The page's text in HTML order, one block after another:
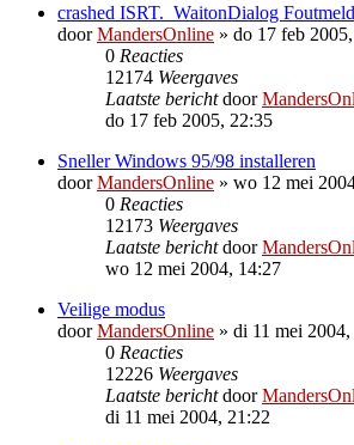
crashed ISRT._WaitonDialog
doorMandersOnline » do 17 feb
0 Reacties
12174 Weergaves
Laatste berichtdoor
do 17 feb 2005, 22:35
Sneller Windows 95/98 installeren
doorMandersOnline » wo 12 mei
0 Reacties
12173 Weergaves
Laatste berichtdoor
wo 12 mei 2004, 14:27
Veilige modus
doorMandersOnline » di 11 mei 2004,
0 Reacties
12226 Weergaves
Laatste berichtdoor
di 11 mei 2004, 21:22